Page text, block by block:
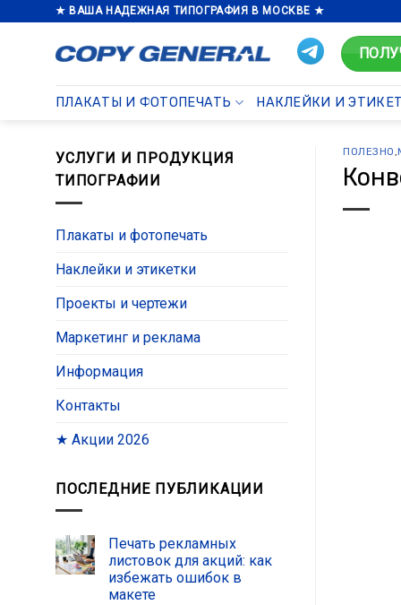
★ ВАША НАДЕЖНАЯ ТИПОГРАФИЯ В МОСКВЕ ★
ПЛАКАТЫ И ФОТОПЕЧАТЬ НАКЛЕЙКИ И
УСЛУГИ И ПРОДУКЦИЯ
ТИПОГРАФИИ
Плакаты и фотопечать
Наклейки и этикетки
Проекты и чертежи
Маркетинг и реклама
Информация
Контакты
★ Акции 2026
ПОСЛЕДНИЕ ПУБЛИКАЦИИ
Печать рекламных
листовок для акций: как
избежать ошибок в
макете
ПОЛЕЗНО,